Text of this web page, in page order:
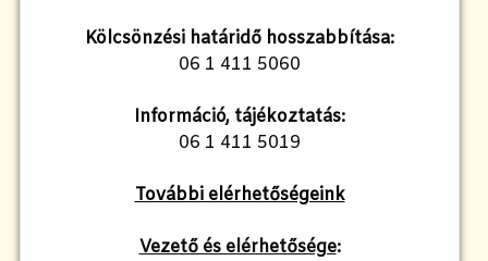
Kölcsönzési határidő hosszabbítása:
06 1 411 5060
Információ, tájékoztatás:
06 1 411 5019
További elérhetőségeink
Vezető és elérhetősége: